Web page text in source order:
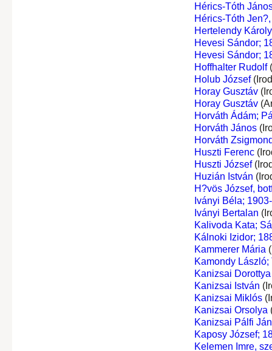
Hérics-Tóth
Hérics-Tóth
Hertelendy
Hevesi Sándor;
Hevesi Sándor;
Hoffhalter Rudolf
Holub József
Horay Gusztáv
Horay Gusztáv
Horváth Ádám;
Horváth János
Horváth
Huszti Ferenc
Huszti József
Huzián István
H?vös József,
Iványi Béla;
Iványi Bertalan
Kalivoda Kata;
Kálnoki Izidor;
Kammerer Mária
Kamondy László;
Kanizsai Dorottya
Kanizsai István
Kanizsai Miklós
Kanizsai Orsolya
Kanizsai Pálfi
Kaposy József;
Kelemen Imre,